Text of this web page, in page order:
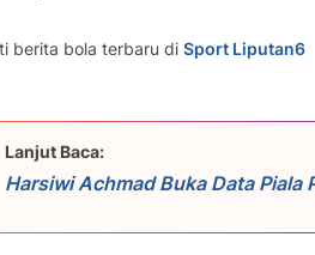
berita bola terbaru di Sport Liputan6
Lanjut Baca:
Harsiwi Achmad Buka Data Piala